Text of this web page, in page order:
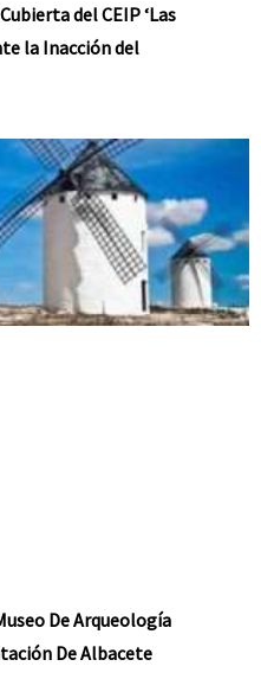
del CEIP ‘Las
la Inacción del
De Arqueología
De Albacete